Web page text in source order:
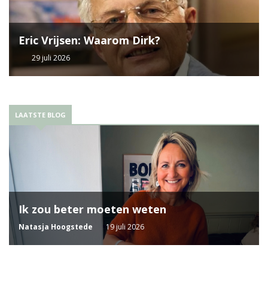
Eric Vrijsen: Waarom Dirk?
29 juli 2026
LAATSTE BLOG
Ik zou beter moeten weten
Natasja Hoogstede 19 juli 2026